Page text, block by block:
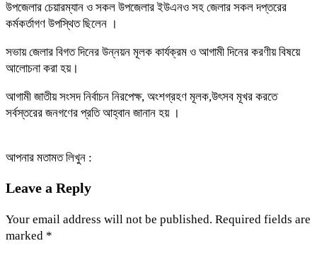
উপজেলার চেয়ারম্যান ও সকল উপজেলার ইউএনও সহ জেলার সকল দপ্তরের
কর্মকর্তাগণ উপস্থিত ছিলেন ।
সভায় জেলার বিগত দিনের উন্নয়ন মূলক কার্যক্রম ও আগামী দিনের করণীয় বিষয়ে
আলোচনা করা হয়।
আগামী জাতীয় সংসদ নির্বাচন নিরপেক্ষ, অংশগ্রহণ মূলক,উৎসব মূখর করতে
সর্বস্তরের জনগণের প্রতি আহ্বান জানান হয় ।
আপনার মতামত লিখুন :
Leave a Reply
Your email address will not be published. Required fields are
marked *